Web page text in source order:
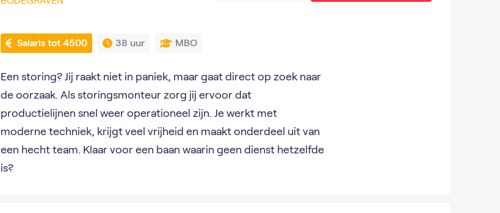
Salaris tot 4500 38 uur MBO
Een storing? Jij raakt niet in paniek, maar gaat direct op zoek naar
de oorzaak. Als storingsmonteur zorg jij ervoor dat
productielijnen snel weer operationeel zijn. Je werkt met
moderne techniek, krijgt veel vrijheid en maakt onderdeel uit van
een hecht team. Klaar voor een baan waarin geen dienst hetzelfde
is?